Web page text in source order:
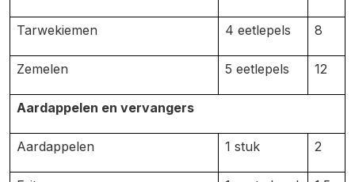
Tarwekiemen 4 eetlepels 8
Zemelen 5 eetlepels 12
Aardappelen en vervangers
Aardappelen 1 stuk 2